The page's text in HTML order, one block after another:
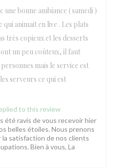
une bonne ambiance ( samedi )
qui animait en live . Les plats
très copieux et les desserts
un peu coûteux, il faut
mais le service est
serveurs ce qui est
to this review
été ravis de vous recevoir hier
belles étoiles. Nous prenons
satisfaction de nos clients
Bien à vous, La